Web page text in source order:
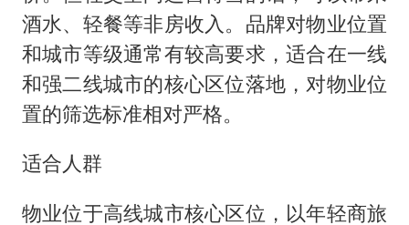
酒水、轻餐等非房收入。品牌对物业位置
和城市等级通常有较高要求，适合在一线
和强二线城市的核心区位落地，对物业位
置的筛选标准相对严格。
适合人群
物业位于高线城市核心区位，以年轻商旅